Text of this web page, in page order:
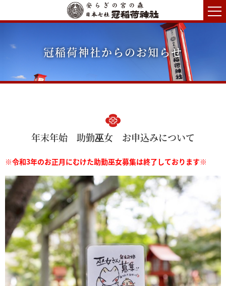
冠稲荷神社からのお知らせ
年末年始 助勤巫女 お申込みについて
※令和3年のお正月にむけた助勤巫女募集は終了しております※